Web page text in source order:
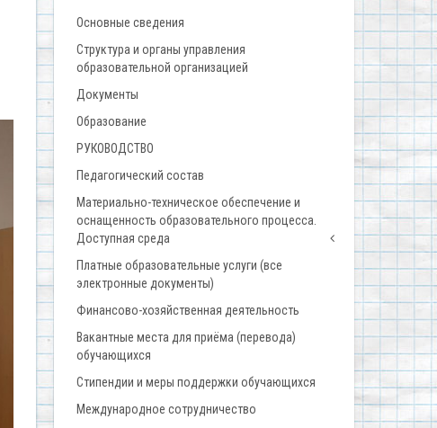
Основные сведения
Структура и органы управления
образовательной организацией
Документы
Образование
РУКОВОДСТВО
Педагогический состав
Материально-техническое обеспечение и
оснащенность образовательного процесса.
Доступная среда
Платные образовательные услуги (все
электронные документы)
Финансово-хозяйственная деятельность
Вакантные места для приёма (перевода)
обучающихся
Стипендии и меры поддержки обучающихся
Международное сотрудничество